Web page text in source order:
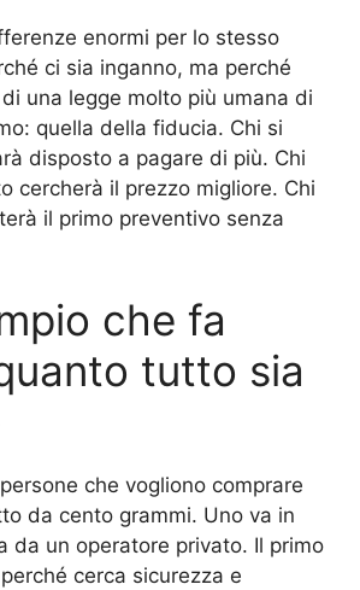
enormi per lo stesso
ci sia inganno, ma perché
di una legge molto più umana di
quella della fiducia. Chi si
disposto a pagare di più. Chi
cercherà il prezzo migliore. Chi
il primo preventivo senza
che fa
tutto sia
che vogliono comprare
da cento grammi. Uno va in
da un operatore privato. Il primo
cerca sicurezza e